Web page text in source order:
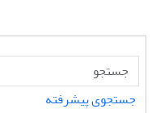
جستجوی پیشرفته